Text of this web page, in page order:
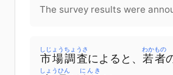
The survey results were
市場
しじょう
調査
ちょうさ
によると 、 若者
わかもの
しょうひん にんき